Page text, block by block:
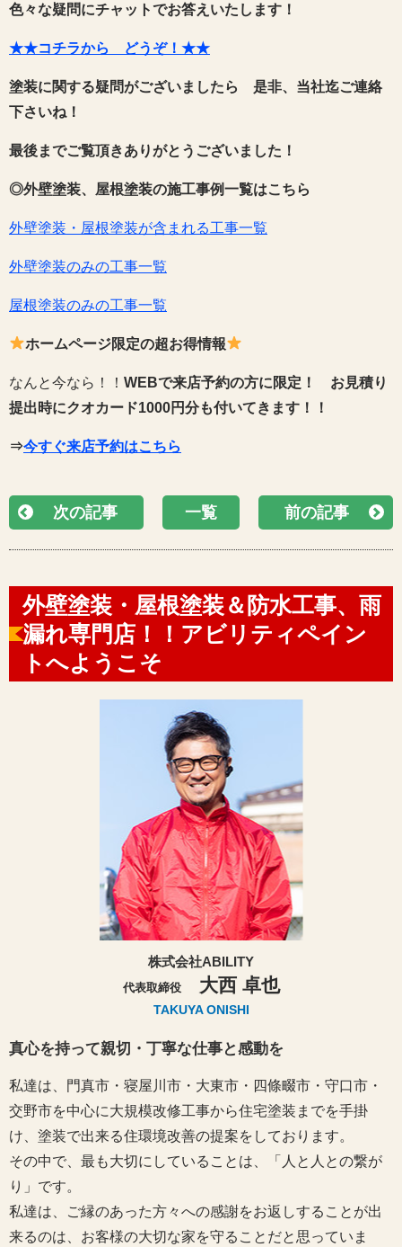
色々な疑問にチャットでお答えいたします！
★★コチラから どうぞ！★★
塗装に関する疑問がございましたら 是非、当社迄ご連絡
下さいね！
最後までご覧頂きありがとうございました！
◎外壁塗装、屋根塗装の施工事例一覧はこちら
外壁塗装・屋根塗装が含まれる工事一覧
外壁塗装のみの工事一覧
屋根塗装のみの工事一覧
ホームページ限定の超お得情報
なんと今なら！！ WEBで来店予約の方に限定！
お見積り
提出時にクオカード1000円分も付いてきます！！
⇒今すぐ来店予約はこちら
次の記事 一覧 前の記事
外壁塗装・屋根塗装＆防水工事、雨
漏れ専門店！！アビリティペイン
トへようこそ
株式会社ABILITY
代表取締役 大西 卓也
TAKUYA ONISHI
真心を持って親切・丁寧な仕事と感動を
私達は、門真市・寝屋川市・大東市・四條畷市・守口市・
交野市を中心に大規模改修工事から住宅塗装までを手掛
け、塗装で出来る住環境改善の提案をしております。
その中で、最も大切にしていることは、「人と人との繋が
り」です。
私達は、ご縁のあった方々への感謝をお返しすることが出
来るのは、お客様の大切な家を守ることだと思っていま